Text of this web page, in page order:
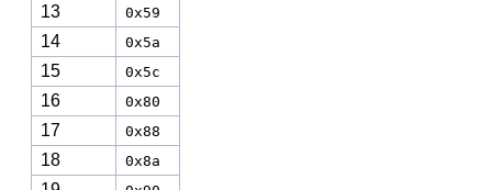
13 0x59
14 0x5a
15 0x5c
16 0x80
17 0x88
18 0x8a